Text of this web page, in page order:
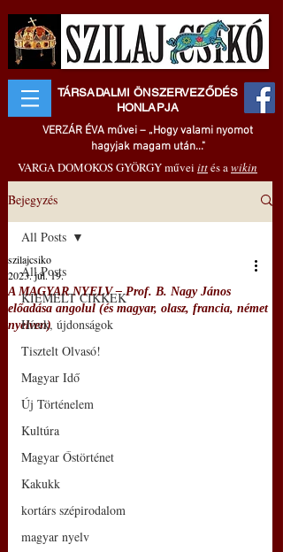
TÁRSADALMI ÖNSZERVEZŐDÉS
HONLAPJA
VERZÁR ÉVA művei – „Hogy valami nyomot
hagyjak magam után..."
VARGA DOMOKOS GYÖRGY művei ittés awikin
Bejegyzés
All Posts
KIEMELT CIKKEK
Hírek, újdonságok
Tisztelt Olvasó!
Magyar Idő
Új Történelem
Kultúra
Magyar Őstörténet
Kakukk
kortárs szépirodalom
magyar nyelv
All Posts
A MAGYAR NYELV – Prof. B. Nagy János
előadása angolul (és magyar, olasz, francia, német
nyelven)
szilajcsiko
2023. júl. 19.